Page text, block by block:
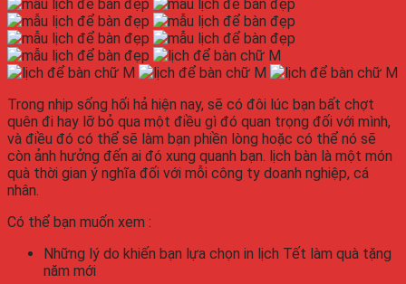
Trong nhịp sống hối hả hiện nay, sẽ có đôi lúc bạn bất chợt
quên đi hay lỡ bỏ qua một điều gì đó quan trọng đối với mình,
và điều đó có thể sẽ làm bạn phiền lòng hoặc có thể nó sẽ
còn ảnh hưởng đến ai đó xung quanh bạn. lịch bàn là một món
quà thời gian ý nghĩa đối với mỗi công ty doanh nghiệp, cá
nhân.
Có thể bạn muốn xem :
Những lý do khiến bạn lựa chọn in lịch Tết làm quà tặng
năm mới